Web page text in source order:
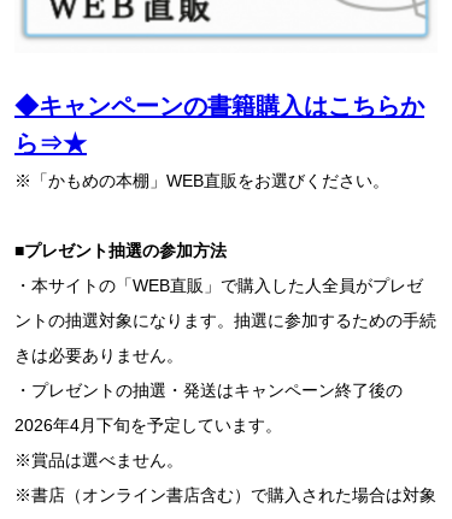
◆キャンペーンの書籍購入はこちらか
ら⇒★
※「かもめの本棚」WEB直販をお選びください。
■プレゼント抽選の参加方法
・本サイトの「WEB直販」で購入した人全員がプレゼ
ントの抽選対象になります。抽選に参加するための手続
きは必要ありません。
・プレゼントの抽選・発送はキャンペーン終了後の
2026年4月下旬を予定しています。
※賞品は選べません。
※書店（オンライン書店含む）で購入された場合は対象